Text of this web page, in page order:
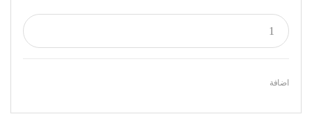
اضافة